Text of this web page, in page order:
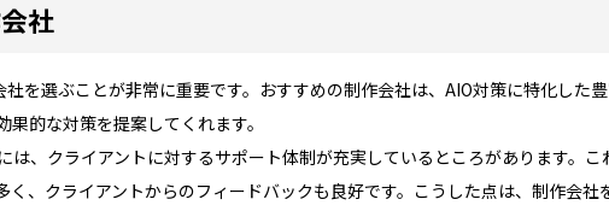
社
を選ぶことが非常に重要です。おすすめの制作会社は、AIO対策に特化した
的な対策を提案してくれます。
、クライアントに対するサポート体制が充実しているところがあります。
、クライアントからのフィードバックも良好です。こうした点は、制作会社